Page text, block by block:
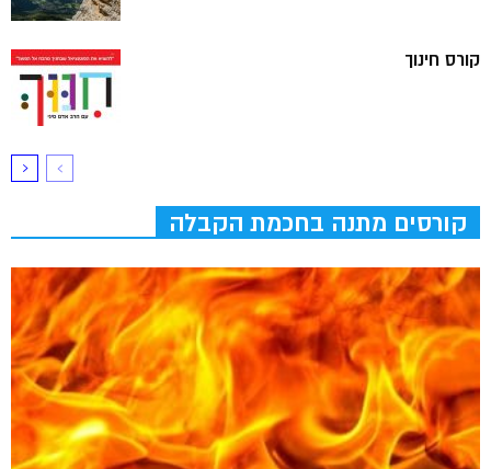
קורס חינוך
קורסים מתנה בחכמת הקבלה